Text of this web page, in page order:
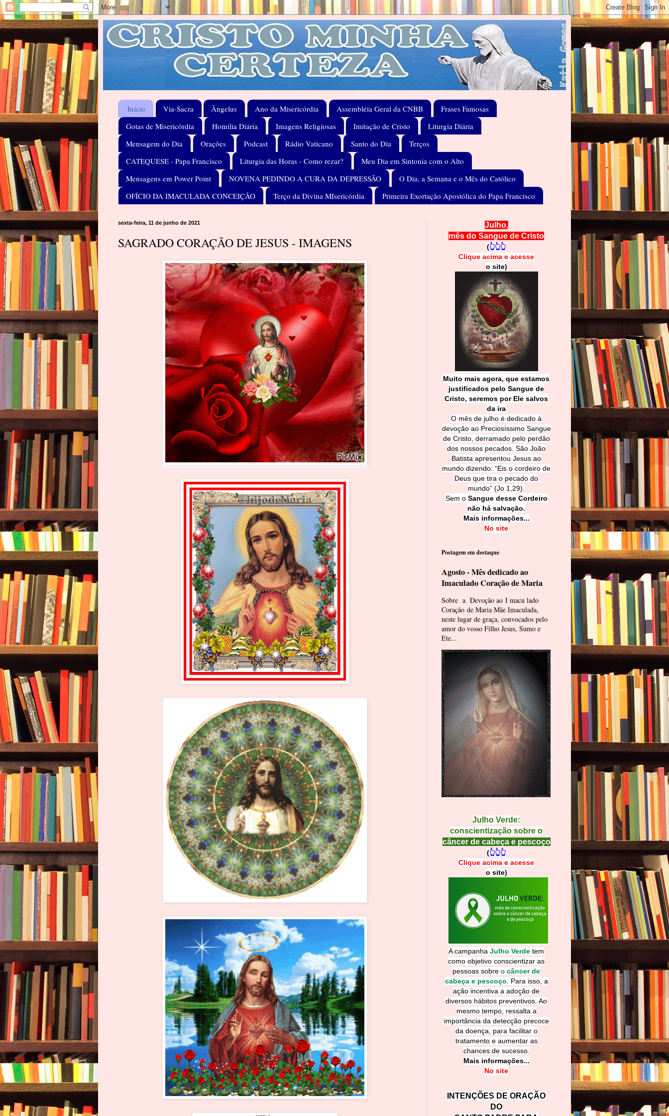
Início Via-Sacra Ângelus Ano da Misericórdia Assembléia Geral da CNBB
Frases Famosas
Gotas de Misericórdia
Homilia Diária Imagens Religiosas Imitação de Cristo
Liturgia Diária
Mensagem do Dia
Orações Podcast Rádio Vaticano Santo do Dia
Terços
CATEQUESE - Papa Francisco
Liturgia das Horas - Como rezar?
Meu Dia em Sintonia com o Alto
Mensagens em Power Point
NOVENA PEDINDO A CURA DA DEPRESSÃO
O Dia, a Semana e o Mês do Católico
OFÍCIO DA IMACULADA CONCEIÇÃO
Terço da Divina MIsericórdia Primeira Exortação Apostólica do Papa Francisco
sexta-feira, 11 de junho de 2021
SAGRADO CORAÇÃO DE JESUS - IMAGENS
Julho,
mês do Sangue de Cristo
(👆👆👆
Clique acima e acesse
o site)
Muito mais agora, que estamos
justificados pelo Sangue de
Cristo, seremos por Ele salvos
da ira
O mês de julho é dedicado à
devoção ao Preciosíssimo Sangue
de Cristo, derramado pelo perdão
dos nossos pecados. São João
Batista apresentou Jesus ao
mundo dizendo: “Eis o cordeiro de
Deus que tira o pecado do
mundo” (Jo 1,29).
Sem o Sangue desse Cordeiro
não há salvação.
Mais informações...
No site
Postagem em destaque
Agosto - Mês dedicado ao
Imaculado Coração de Maria
Sobre a Devoção ao I macu lado
Coração de Maria Mãe Imaculada,
neste lugar de graça, convocados pelo
amor do vosso Filho Jesus, Sumo e
Ete...
Julho Verde:
conscientização sobre o
câncer de cabeça e pescoço
(👆👆👆
Clique acima e acesse
o site)
A campanha Julho Verde tem
como objetivo conscientizar as
pessoas sobre o câncer de
cabeça e pescoço
Para isso, a
ação incentiva a adoção de
diversos hábitos preventivos. Ao
mesmo tempo, ressalta a
importância da detecção precoce
da doença, para facilitar o
tratamento e aumentar as
chances de sucesso.
Mais informações...
No site
INTENÇÕES DE ORAÇÃO
DO